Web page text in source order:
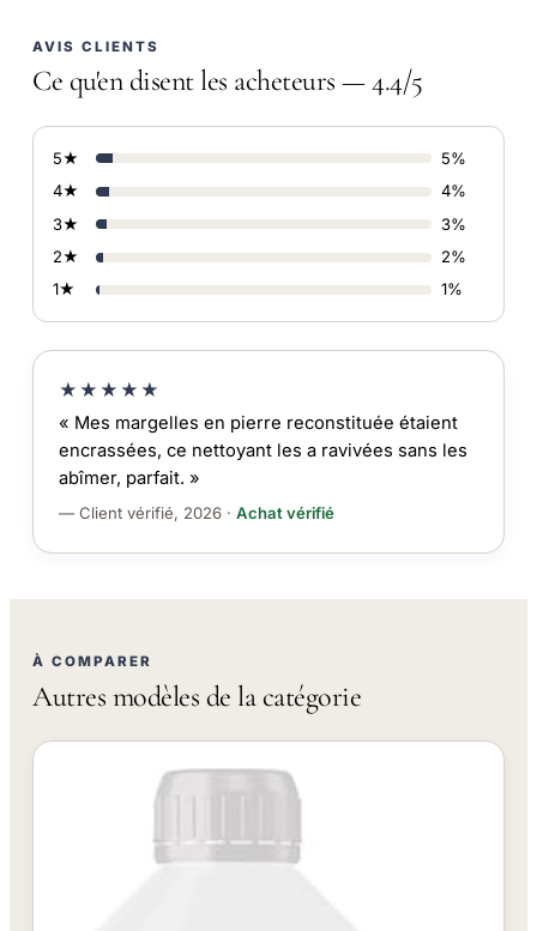
AVIS CLIENTS
Ce qu'en disent les acheteurs — 4.4/5
5★
5%
4★
4%
3★
3%
2★
2%
1★
1%
★★★★★
« Mes margelles en pierre reconstituée étaient
encrassées, ce nettoyant les a ravivées sans les
abîmer, parfait. »
— Client vérifié, 2026 · Achat vérifié
À COMPARER
Autres modèles de la catégorie